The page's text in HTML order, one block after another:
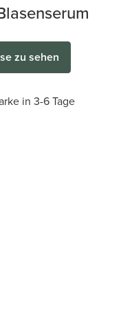
zu sehen
in 3-6 Tage